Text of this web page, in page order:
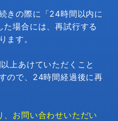
きの際に「24時間以内に
場合には、再試行する
ます。
上あけていただくこと
ので、24時間経過後に再
お問い合わせいただい